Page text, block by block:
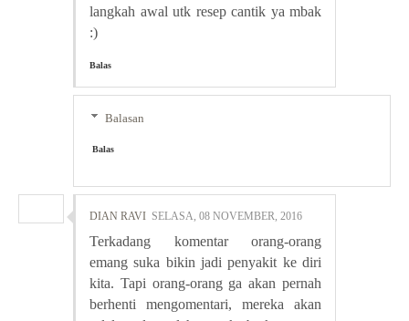
langkah awal utk resep cantik ya mbak
:)
Balas
Balasan
Balas
DIAN RAVI SELASA, 08 NOVEMBER, 2016
Terkadang komentar orang-orang
emang suka bikin jadi penyakit ke diri
kita. Tapi orang-orang ga akan pernah
berhenti mengomentari, mereka akan